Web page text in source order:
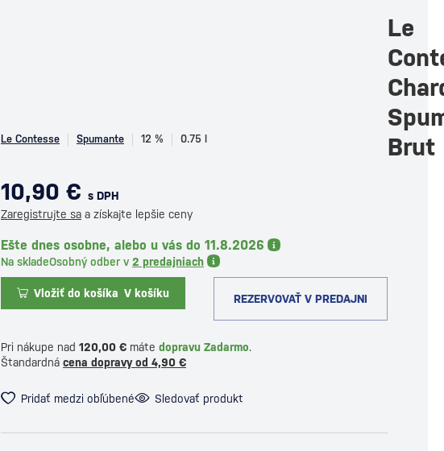
Le Contesse Spumante 12 % 0.75 l
Le
Brut
10,90 € s DPH
Zaregistrujte sa a získajte lepšie ceny
Ešte dnes osobne, alebo u vás do 11.8.2026
Na skladeOsobný odber v 2 predajniach
Vložiť do košíka V košíku REZERVOVAŤ V PREDAJNI
Pri nákupe nad 120,00 € máte dopravu Zadarmo.
Štandardná cena dopravy od 4,90 €
Pridať medzi obľúbené Sledovať produkt